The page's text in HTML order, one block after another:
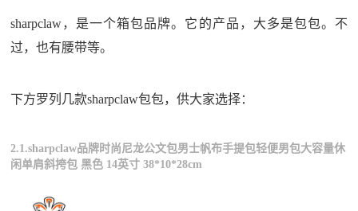
sharpclaw，是一个箱包品牌。它的产品，大多是包包。不
过，也有腰带等。
下方罗列几款sharpclaw包包，供大家选择：
2.1.sharpclaw品牌时尚尼龙公文包男士帆布手提包轻便男包大容量休
闲单肩斜挎包 黑色 14英寸 38*10*28cm